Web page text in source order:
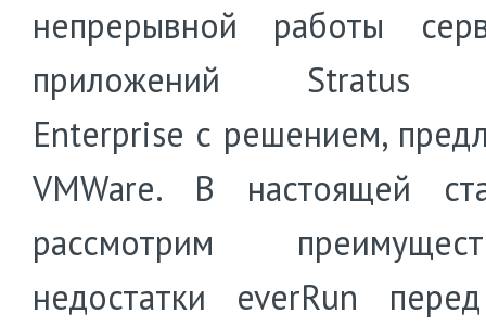
непрерывной работы
приложений Stratus
Enterprise с решением,
VMWare. В настоящей
рассмотрим
недостатки everRun